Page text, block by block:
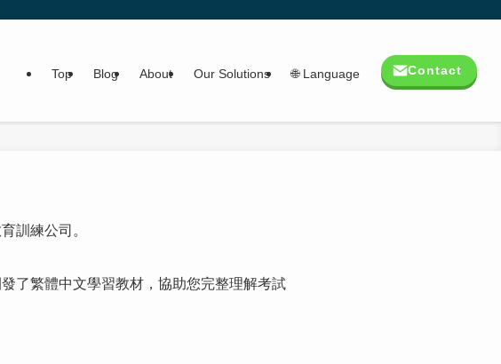
Top Blog About Our Solutions 🌐 Language Contact
訓練公司。
了繁體中文學習教材，協助您完整理解考試